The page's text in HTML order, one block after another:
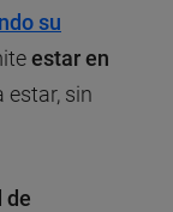
su
estar en
estar, sin
de